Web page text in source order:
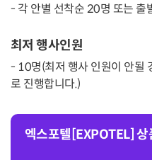
- 각 안별 선착순 20명 또는 출
최저 행사인원
- 10명(최저 행사 인원이 안될
로 진행합니다.)
엑스포텔[EXPOTEL] 상